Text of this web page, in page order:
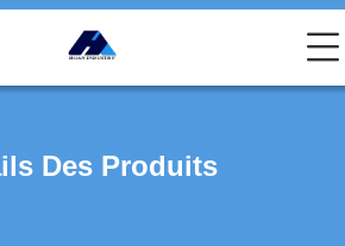
Des Produits